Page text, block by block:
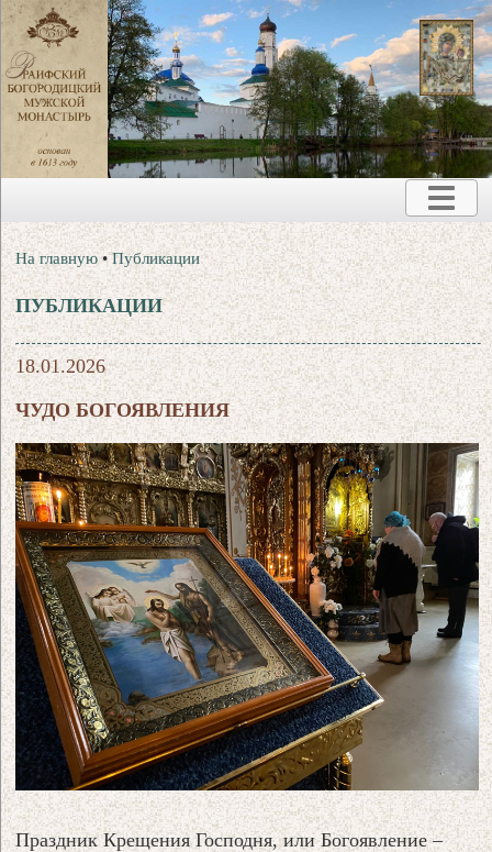
На главную •Публикации
ПУБЛИКАЦИИ
18.01.2026
ЧУДО БОГОЯВЛЕНИЯ
Праздник Крещения Господня, или Богоявление –